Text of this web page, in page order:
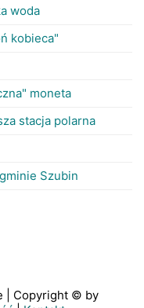
woda
kobieca"
moneta
stacja polarna
Szubin
| Copyright © by